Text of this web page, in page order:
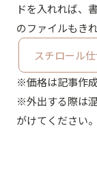
ドを入れれば、
のファイルもき
スチロール
※価格は記事作
※外出する際は
がけてください。